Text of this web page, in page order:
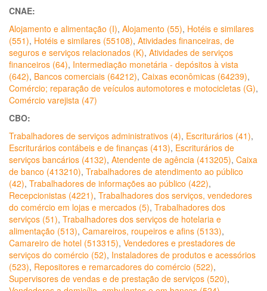
CNAE:
Alojamento e alimentação (I), Alojamento (55), Hotéis e similares
(551), Hotéis e similares (55108), Atividades financeiras, de
seguros e serviços relacionados (K), Atividades de serviços
financeiros (64), Intermediação monetária - depósitos à vista
(642), Bancos comerciais (64212), Caixas econômicas (64239),
Comércio; reparação de veículos automotores e motocicletas (G),
Comércio varejista (47)
CBO:
Trabalhadores de serviços administrativos (4), Escriturários (41),
Escriturários contábeis e de finanças (413), Escriturários de
serviços bancários (4132), Atendente de agência (413205), Caixa
de banco (413210), Trabalhadores de atendimento ao público
(42), Trabalhadores de informações ao público (422),
Recepcionistas (4221), Trabalhadores dos serviços, vendedores
do comércio em lojas e mercados (5), Trabalhadores dos
serviços (51), Trabalhadores dos serviços de hotelaria e
alimentação (513), Camareiros, roupeiros e afins (5133),
Camareiro de hotel (513315), Vendedores e prestadores de
serviços do comércio (52), Instaladores de produtos e acessórios
(523), Repositores e remarcadores do comércio (522),
Supervisores de vendas e de prestação de serviços (520),